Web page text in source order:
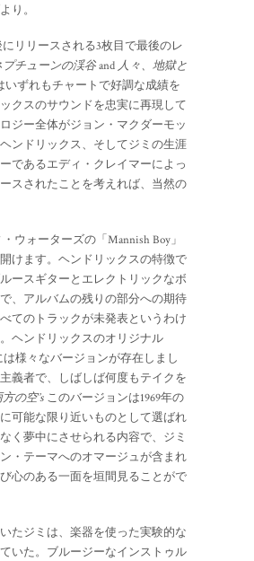
り。
リリースされる3枚目で最後のレ
プチューンの渓谷and人々、地獄と
いずれもチャートで好調な成績を
クスのサウンドを忠実に再現して
ジー全体がジョン・マクダーモッ
ンドリックス、そしてジミの生涯
であるエディ・クレイマーによっ
スされたことを考えれば、当然の
ウォーターズの「Mannish Boy」
けます。ヘンドリックスの特徴で
ースギターとエレクトリックなボ
、アルバムの残りの部分への期待
てのトラックが未発表というわけ
ヘンドリックスのオリジナル
は様々なバージョンが存在しまし
義者で、しばしば何度もテイクを
の空’s このバージョンは1969年の
可能な限り近いものとして選ばれ
く夢中にさせられる内容で、ジミ
・テーマへのオマージュが含まれ
心のある一面を垣間見ることがで
たジミは、楽器を使った実験的な
いた。ブルージーなインストゥル